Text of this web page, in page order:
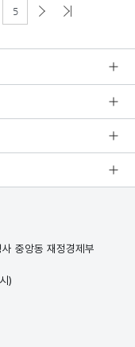
5
중앙동 재정경제부
)